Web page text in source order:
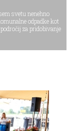
svetu nenehno
odpadke kot
za pridobivanje